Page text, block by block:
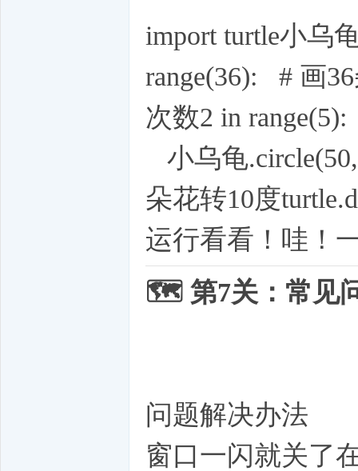
import turtle小乌
range(36): # 画
次数2 in
小乌龟
朵花转10度
运行看看！哇！
🗺️ 第7关：常见
问题解决办法
窗口一闪就关了